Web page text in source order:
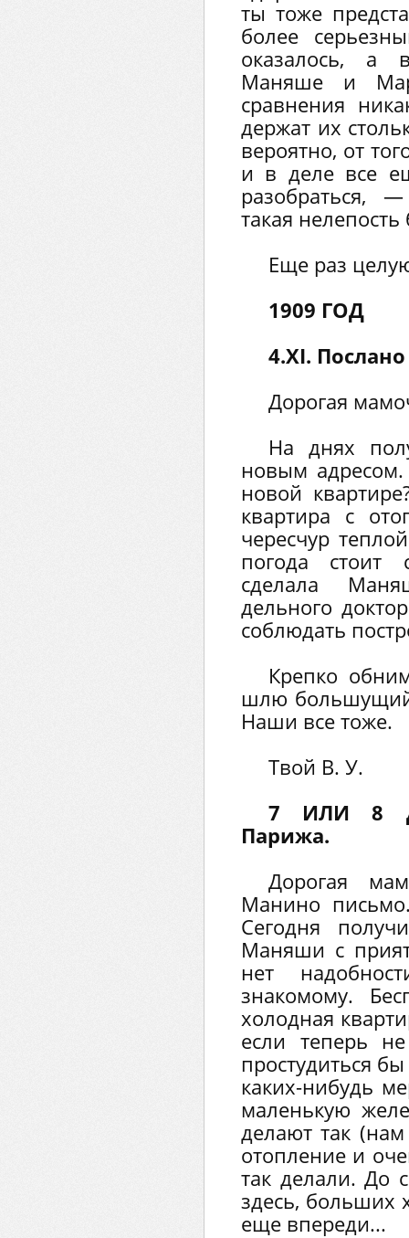
ты тоже
более
оказалось,
Маняше и
сравнения
держат их
вероятно, от
и в деле все
разобраться,
такая
Еще раз
1909 ГОД
4.XI.
Дорогая
На днях
новым адресом.
новой
квартира с
чересчур
погода стоит
сделала
дельного
соблюдать
Крепко
шлю
Наши все тоже.
Твой В. У.
7 ИЛИ 8
Парижа.
Дорогая
Манино
Сегодня
Маняши с
нет
знакомому.
холодная
если теперь
простудиться
каких-нибудь
маленькую
делают так
отопление и
так делали. До
здесь, больших
еще впереди...